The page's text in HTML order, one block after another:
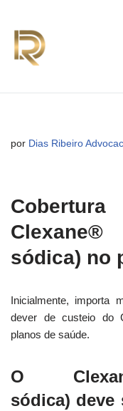
Avançar
para
por Dias Ribeiro
sódica) no
Inicialmente, importa
dever de custeio do
planos de saúde.
O
sódica) deve